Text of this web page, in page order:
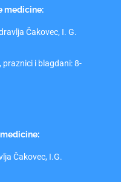
medicine:
Čakovec, I. G.
praznici i blagdani: 8-
Čakovec, I.G.